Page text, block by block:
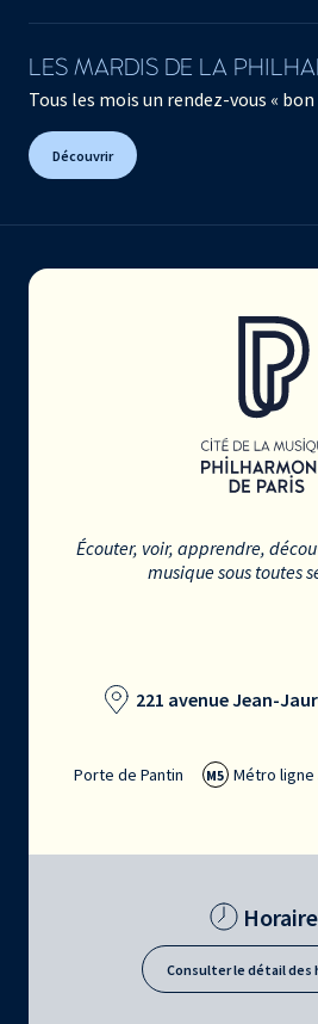
LES MARDIS DE LA
Tous les mois un rendez-vous «
Découvrir
Écouter, voir, apprendre,
musique sous toutes
221 avenue Jean-
Porte de Pantin M5 Métro ligne
Consulter le détail des